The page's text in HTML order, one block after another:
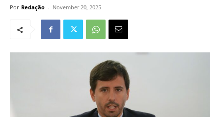
Por Redação - November 20, 2025